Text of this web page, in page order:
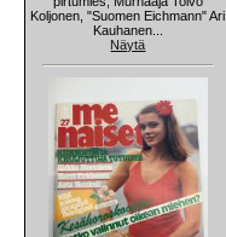
Koljonen, "Suomen Eichmann" Ari
Kauhanen...
Näytä